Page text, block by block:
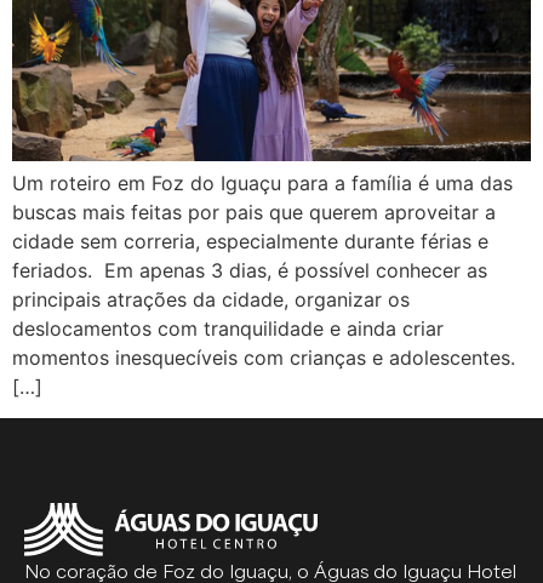
Um roteiro em Foz do Iguaçu para a família é uma das
buscas mais feitas por pais que querem aproveitar a
cidade sem correria, especialmente durante férias e
feriados. Em apenas 3 dias, é possível conhecer as
principais atrações da cidade, organizar os
deslocamentos com tranquilidade e ainda criar
momentos inesquecíveis com crianças e adolescentes.
[…]
No coração de Foz do Iguaçu, o Águas do Iguaçu Hotel